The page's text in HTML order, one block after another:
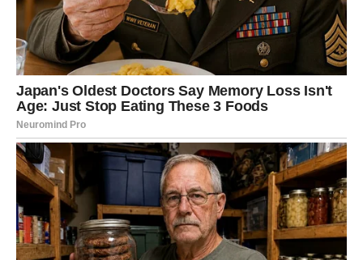
nesreći živote su izgubili dječak i djevojčica, njihov otac
je teško povrijeđen, a život je izgubio i taksista Milan
Lazarević koji ih je vozio kući.
Podsjetimo, u ovoj tragičnoj nesreći živote su izgubili
dječak i djevojčica; njihov otac je zadobio teške tjelesne
ozljede, ali i taksist Milan Lazarević koji ih je vozio kući.
PREUZMITE BESPLATNO!
⋆ KNJIGA SA RECEPTIMA ⋆